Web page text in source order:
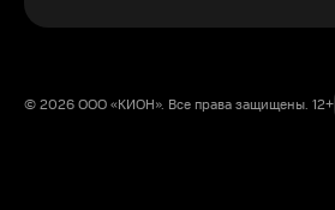
© 2026 ООО «КИОН». Все права защищены. 12+